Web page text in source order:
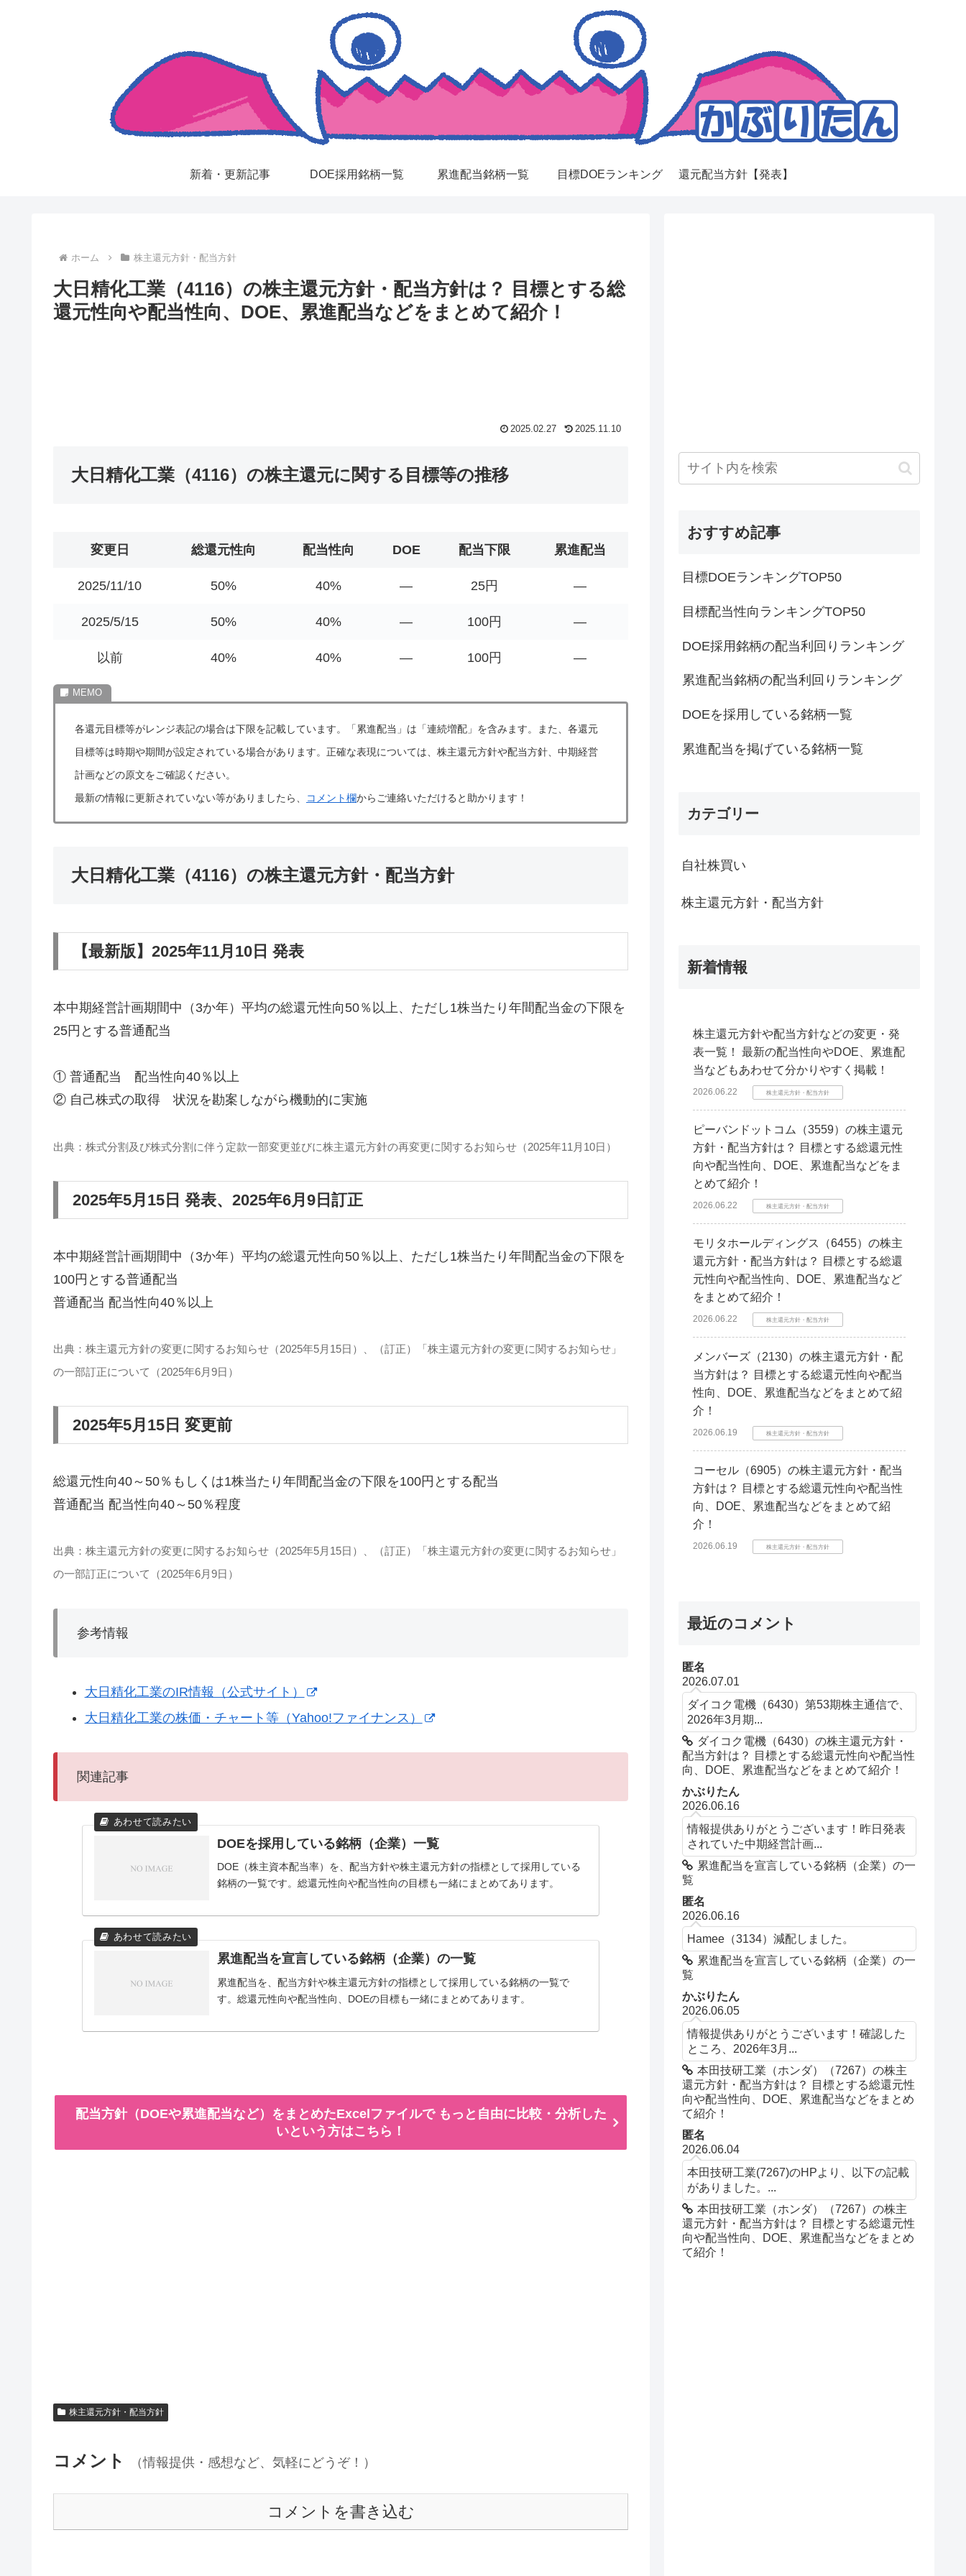
新着・更新記事 DOE採用銘柄一覧 累進配当銘柄一覧 目標DOEランキング 還元配当方針【発表】
ホーム 株主還元方針・配当方針
大日精化工業（4116）の株主還元方針・配当方針は？ 目標とする総
還元性向や配当性向、DOE、累進配当などをまとめて紹介！
2025.02.27 2025.11.10
大日精化工業（4116）の株主還元に関する目標等の推移
変更日 総還元性向 配当性向 DOE 配当下限 累進配当
2025/11/10 50% 40% ― 25円 ―
2025/5/15 50% 40% ― 100円 ―
以前 40% 40% ― 100円 ―
各還元目標等がレンジ表記の場合は下限を記載しています。「累進配当」は「連続増配」を含みます。また、各還元
目標等は時期や期間が設定されている場合があります。正確な表現については、株主還元方針や配当方針、中期経営
計画などの原文をご確認ください。
最新の情報に更新されていない等がありましたら、
コメント欄からご連絡いただけると助かります！
大日精化工業（4116）の株主還元方針・配当方針
【最新版】2025年11月10日 発表
本中期経営計画期間中（3か年）平均の総還元性向50％以上、ただし1株当たり年間配当金の下限を
25円とする普通配当
① 普通配当 配当性向40％以上
② 自己株式の取得 状況を勘案しながら機動的に実施
出典：株式分割及び株式分割に伴う定款一部変更並びに株主還元方針の再変更に関するお知らせ（2025年11月10日）
2025年5月15日 発表、2025年6月9日訂正
本中期経営計画期間中（3か年）平均の総還元性向50％以上、ただし1株当たり年間配当金の下限を
100円とする普通配当
普通配当 配当性向40％以上
出典：株主還元方針の変更に関するお知らせ（2025年5月15日）、（訂正）「株主還元方針の変更に関するお知らせ」
の一部訂正について（2025年6月9日）
2025年5月15日 変更前
総還元性向40～50％もしくは1株当たり年間配当金の下限を100円とする配当
普通配当 配当性向40～50％程度
出典：株主還元方針の変更に関するお知らせ（2025年5月15日）、（訂正）「株主還元方針の変更に関するお知らせ」
の一部訂正について（2025年6月9日）
参考情報
大日精化工業のIR情報（公式サイト）
大日精化工業の株価・チャート等（Yahoo!ファイナンス）
関連記事
DOEを採用している銘柄（企業）一覧
DOE（株主資本配当率）を、配当方針や株主還元方針の指標として採用している
銘柄の一覧です。総還元性向や配当性向の目標も一緒にまとめてあります。
累進配当を宣言している銘柄（企業）の一覧
累進配当を、配当方針や株主還元方針の指標として採用している銘柄の一覧で
す。総還元性向や配当性向、DOEの目標も一緒にまとめてあります。
配当方針（DOEや累進配当など）をまとめたExcelファイルで もっと自由に比較・分析した
いという方はこちら！
株主還元方針・配当方針
コメント （情報提供・感想など、気軽にどうぞ！）
コメントを書き込む
おすすめ記事
目標DOEランキングTOP50
目標配当性向ランキングTOP50
DOE採用銘柄の配当利回りランキング
累進配当銘柄の配当利回りランキング
DOEを採用している銘柄一覧
累進配当を掲げている銘柄一覧
カテゴリー
自社株買い
株主還元方針・配当方針
新着情報
株主還元方針や配当方針などの変更・発
表一覧！ 最新の配当性向やDOE、累進配
当などもあわせて分かりやすく掲載！
2026.06.22 株主還元方針・配当方針
ピーバンドットコム（3559）の株主還元
方針・配当方針は？ 目標とする総還元性
向や配当性向、DOE、累進配当などをま
とめて紹介！
2026.06.22 株主還元方針・配当方針
モリタホールディングス（6455）の株主
還元方針・配当方針は？ 目標とする総還
元性向や配当性向、DOE、累進配当など
をまとめて紹介！
2026.06.22 株主還元方針・配当方針
メンバーズ（2130）の株主還元方針・配
当方針は？ 目標とする総還元性向や配当
性向、DOE、累進配当などをまとめて紹
介！
2026.06.19 株主還元方針・配当方針
コーセル（6905）の株主還元方針・配当
方針は？ 目標とする総還元性向や配当性
向、DOE、累進配当などをまとめて紹
介！
2026.06.19 株主還元方針・配当方針
最近のコメント
匿名
2026.07.01
ダイコク電機（6430）第53期株主通信で、
2026年3月期...
ダイコク電機（6430）の株主還元方針・
配当方針は？ 目標とする総還元性向や配当性
向、DOE、累進配当などをまとめて紹介！
かぶりたん
2026.06.16
情報提供ありがとうございます！昨日発表
されていた中期経営計画...
累進配当を宣言している銘柄（企業）の一
覧
匿名
2026.06.16
Hamee（3134）減配しました。
累進配当を宣言している銘柄（企業）の一
覧
かぶりたん
2026.06.05
情報提供ありがとうございます！確認した
ところ、2026年3月...
本田技研工業（ホンダ）（7267）の株主
還元方針・配当方針は？ 目標とする総還元性
向や配当性向、DOE、累進配当などをまとめ
て紹介！
匿名
2026.06.04
本田技研工業(7267)のHPより、以下の記載
がありました。...
本田技研工業（ホンダ）（7267）の株主
還元方針・配当方針は？ 目標とする総還元性
向や配当性向、DOE、累進配当などをまとめ
て紹介！